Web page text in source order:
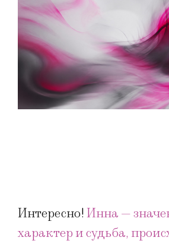
Интересно!Инна —
характер и судьба,